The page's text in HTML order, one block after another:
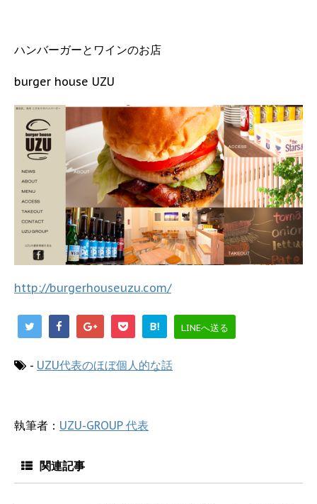
ハンバーガーとワインのお店
burger house UZU
http://burgerhouseuzu.com/
B! LINEへ送る
- UZU代表のほぼ個人的な話
執筆者： UZU-GROUP 代表
関連記事